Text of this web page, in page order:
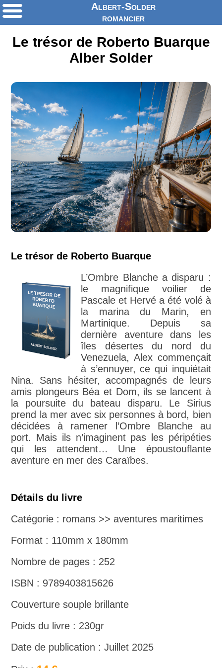
Albert-Solder
romancier
Le trésor de Roberto Buarque
Alber Solder
Le trésor de Roberto Buarque
L’Ombre Blanche a disparu :
le magnifique voilier de
Pascale et Hervé a été volé à
la marina du Marin, en
Martinique. Depuis sa
dernière aventure dans les
îles désertes du nord du
Venezuela, Alex commençait
à s’ennuyer, ce qui inquiétait
Nina. Sans hésiter, accompagnés de leurs
amis plongeurs Béa et Dom, ils se lancent à
la poursuite du bateau disparu. Le Sirius
prend la mer avec six personnes à bord, bien
décidées à ramener l’Ombre Blanche au
port. Mais ils n’imaginent pas les péripéties
qui les attendent… Une époustouflante
aventure en mer des Caraïbes.
Détails du livre
Catégorie : romans >> aventures maritimes
Format : 110mm x 180mm
Nombre de pages : 252
ISBN : 9789403815626
Couverture souple brillante
Poids du livre : 230gr
Date de publication : Juillet 2025